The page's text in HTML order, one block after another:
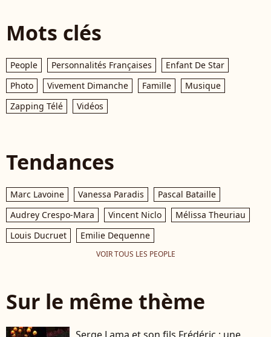
Mots clés
People Personnalités Françaises
Enfant De Star
Photo
Vivement Dimanche Famille
Musique
Zapping Télé
Vidéos
Tendances
Marc Lavoine Vanessa Paradis
Pascal Bataille
Audrey Crespo-Mara
Vincent Niclo
Mélissa Theuriau
Louis Ducruet
Emilie Dequenne
VOIR TOUS LES PEOPLE
Sur le même thème
Serge Lama et son fils Frédéric : une